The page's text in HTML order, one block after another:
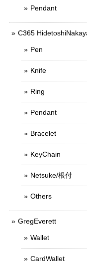
Pendant
C365
Pen
Knife
Ring
Pendant
Bracelet
KeyChain
Netsuke/根付
Others
GregEverett
Wallet
CardWallet